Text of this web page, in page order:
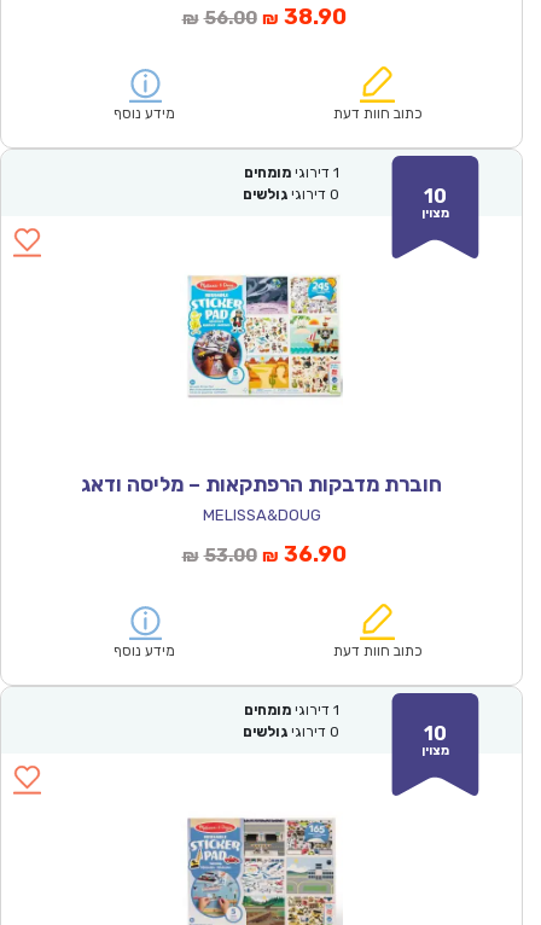
₪ 56.00המחיר
₪56.00.
₪ 38.90המחיר
הוא:
כתוב חוות דעת מידע נוסף
10
מצוין
1 דירוגי מומחים
0 דירוגי גולשים
חוברת מדבקות הרפתקאות – מליסה ודאג
MELISSA&DOUG
₪ 53.00המחיר
₪53.00.
₪ 36.90המחיר
הוא:
כתוב חוות דעת מידע נוסף
10
מצוין
1 דירוגי מומחים
0 דירוגי גולשים